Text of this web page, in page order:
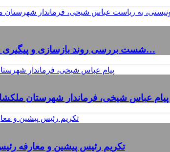
شست بررسی روند بازسازی و پیگیری خسارات وارده در پی جنگ تحمیلی رژیم صهیونیستی، به…
پیام عباس شیخی، فرماندار شهرستان
تکریم رئیس پیشین و معارفه